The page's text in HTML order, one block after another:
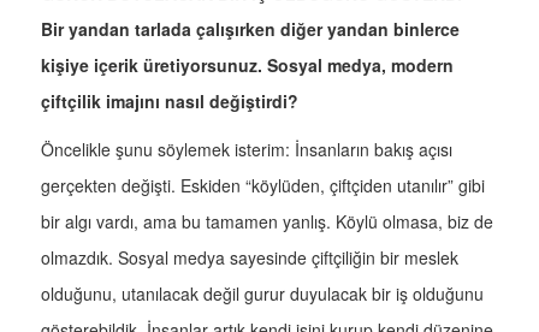
Bir yandan tarlada çalışırken diğer yandan binlerce
kişiye içerik üretiyorsunuz. Sosyal medya, modern
çiftçilik imajını nasıl değiştirdi?
Öncelikle şunu söylemek isterim: İnsanların bakış açısı
gerçekten değişti. Eskiden “köylüden, çiftçiden utanılır” gibi
bir algı vardı, ama bu tamamen yanlış. Köylü olmasa, biz de
olmazdık. Sosyal medya sayesinde çiftçiliğin bir meslek
olduğunu, utanılacak değil gurur duyulacak bir iş olduğunu